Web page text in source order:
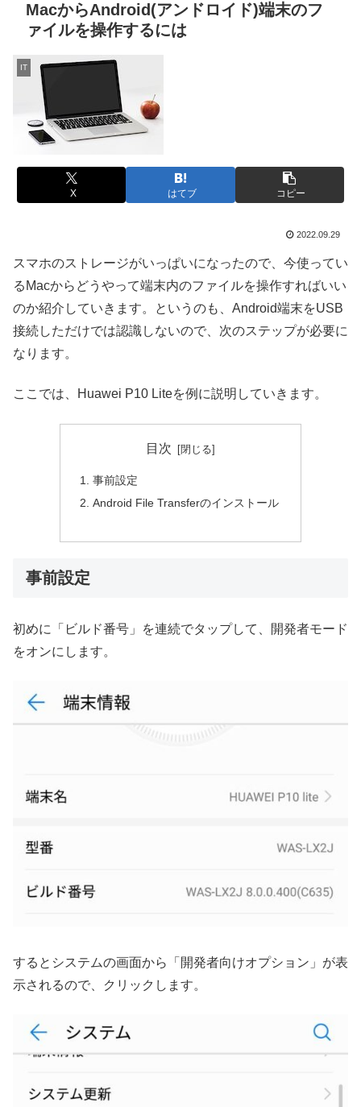
MacからAndroid(アンドロイド)端末のフ
ァイルを操作するには
IT
X はてブ コピー
2022.09.29
スマホのストレージがいっぱいになったので、今使ってい
るMacからどうやって端末内のファイルを操作すればいい
のか紹介していきます。というのも、Android端末をUSB
接続しただけでは認識しないので、次のステップが必要に
なります。
ここでは、Huawei P10 Liteを例に説明していきます。
目次
事前設定
Android File Transferのインストール
事前設定
初めに「ビルド番号」を連続でタップして、開発者モード
をオンにします。
するとシステムの画面から「開発者向けオプション」が表
示されるので、クリックします。